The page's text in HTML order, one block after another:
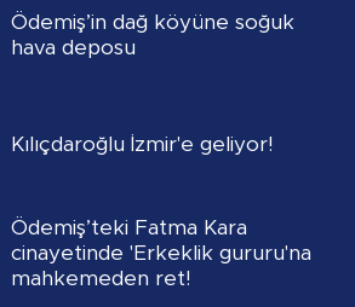
Ödemiş’in dağ köyüne soğuk
hava deposu
Kılıçdaroğlu İzmir'e geliyor!
Ödemiş’teki Fatma Kara
cinayetinde 'Erkeklik gururu'na
mahkemeden ret!